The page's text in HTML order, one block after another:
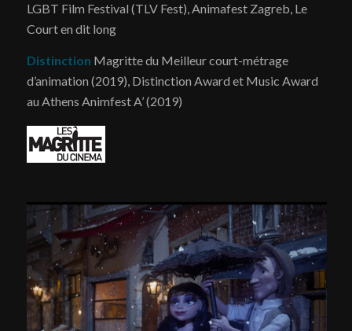
LGBT Film Festival (TLV Fest), Animafest Zagreb, Le
Court en dit long
Distinction Magritte du Meilleur court-métrage
d’animation (2019), Distinction Award et Music Award
au Athens Animfest A’ (2019)